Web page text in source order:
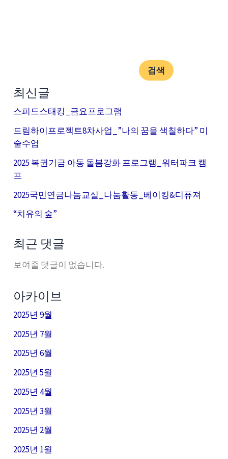
검색
최신글
스피드스태킹_금요프로그램
드림하이프로젝트8차사업_”나의 꿈을 색칠하다” 미
술수업
2025 복권기금 아동 돌봄강화 프로그램_워터파크 캠
프
2025국민연금나눔교실_나눔활동_베이킹&디퓨져
“치유의 숲”
최근 댓글
보여줄 댓글이 없습니다.
아카이브
2025년 9월
2025년 7월
2025년 6월
2025년 5월
2025년 4월
2025년 3월
2025년 2월
2025년 1월